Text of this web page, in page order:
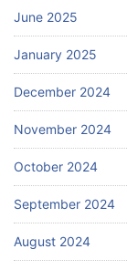
June 2025
January 2025
December 2024
November 2024
October 2024
September 2024
August 2024